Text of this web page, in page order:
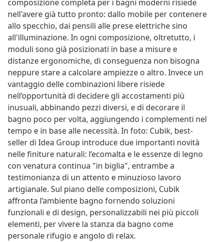
composizione completa per i bagni moderni risiede
nell'avere già tutto pronto: dallo mobile per contenere
allo specchio, dai pensili alle prese elettriche sino
all'illuminazione. In ogni composizione, oltretutto, i
moduli sono già posizionati in base a misure e
distanze ergonomiche, di conseguenza non bisogna
neppure stare a calcolare ampiezze o altro. Invece un
vantaggio delle combinazioni libere risiede
nell’opportunità di decidere gli accostamenti più
inusuali, abbinando pezzi diversi, e di decorare il
bagno poco per volta, aggiungendo i complementi nel
tempo e in base alle necessità. In foto: Cubik, best-
seller di Idea Group introduce due importanti novità
nelle finiture naturali: l’ecomalta e le essenze di legno
con venatura continua "in biglia", entrambe a
testimonianza di un attento e minuzioso lavoro
artigianale. Sul piano delle composizioni, Cubik
affronta l’ambiente bagno fornendo soluzioni
funzionali e di design, personalizzabili nei più piccoli
elementi, per vivere la stanza da bagno come
personale rifugio e angolo di relax.